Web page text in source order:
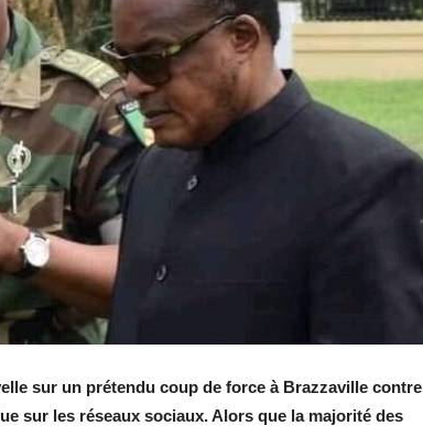
sur un prétendu coup de force à Brazzaville contre
sur les réseaux sociaux. Alors que la majorité des